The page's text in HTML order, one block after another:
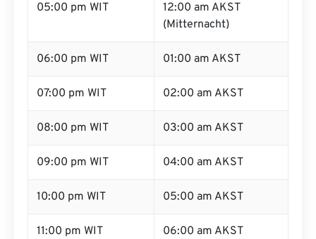
05:00 pm WIT
12:00 am AKST
(Mitternacht)
06:00 pm WIT 01:00 am AKST
07:00 pm WIT 02:00 am AKST
08:00 pm WIT 03:00 am AKST
09:00 pm WIT 04:00 am AKST
10:00 pm WIT 05:00 am AKST
11:00 pm WIT 06:00 am AKST